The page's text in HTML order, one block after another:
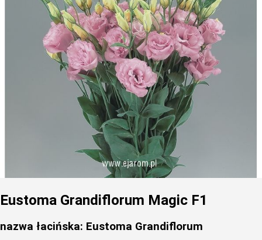
Eustoma Grandiflorum Magic F1
nazwa łacińska: Eustoma Grandiflorum